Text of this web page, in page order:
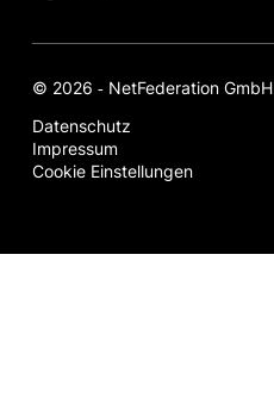
© 2026 ‐ NetFederation GmbH
Datenschutz
Impressum
Cookie Einstellungen